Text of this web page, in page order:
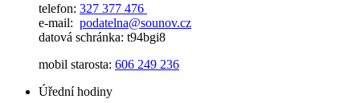
telefon: 327 377 476
e-mail: podatelna@sounov.cz
datová schránka: t94bgi8
mobil starosta: 606 249 236
Úřední hodiny